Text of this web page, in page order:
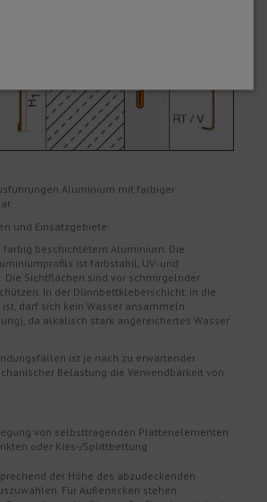
Aluminium mit farbiger
und Einsatzgebiete:
farbig beschichtetem Aluminium. Die
ist farbstabil, UV- und
Die Sichtflächen sind vor schmirgelnder
In der Dünnbettkleberschicht, in die
ist, darf sich kein Wasser ansammeln
da alkalisch stark angereichertes Wasser
ist je nach zu erwartender
Belastung die Verwendbarkeit von
von selbsttragenden Plattenelementen
oder Kies-/Splittbettung
der Höhe des abzudeckenden
Für Außenecken stehen